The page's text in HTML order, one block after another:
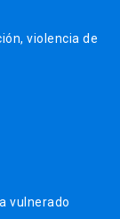
violencia de
vulnerado